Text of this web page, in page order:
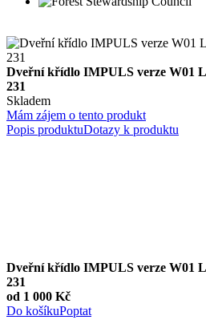
Dveřní křídlo IMPULS verze W01
231
Skladem
Mám zájem o tento produkt
Popis produktuDotazy k produktu
Dveřní křídlo IMPULS verze W01
231
od 1 000 Kč
Do košíkuPoptat